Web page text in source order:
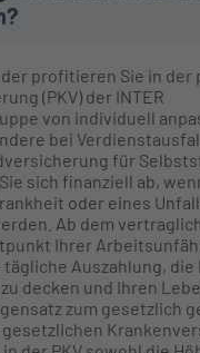
profitieren Sie in der
(PKV) der INTER
von individuell
bei
für
sich finanziell ab,
oder eines
Ab dem
Ihrer
Auszahlung,
decken und Ihren
zum gesetzlich